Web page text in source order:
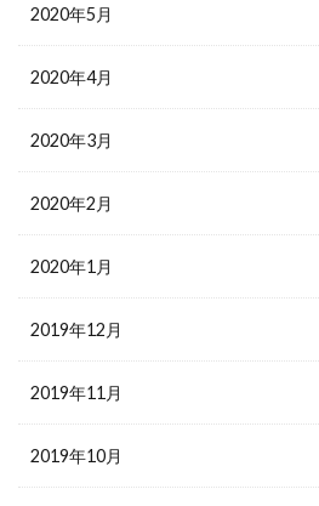
2020年5月
2020年4月
2020年3月
2020年2月
2020年1月
2019年12月
2019年11月
2019年10月